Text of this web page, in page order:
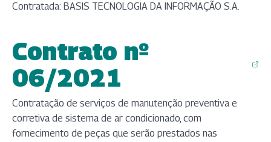
Contratada: BASIS TECNOLOGIA DA INFORMAÇÃO S.A.
Contrato nº
06/2021
(abre em nova aba)
Contratação de serviços de manutenção preventiva e
corretiva de sistema de ar condicionado, com
fornecimento de peças que serão prestados nas